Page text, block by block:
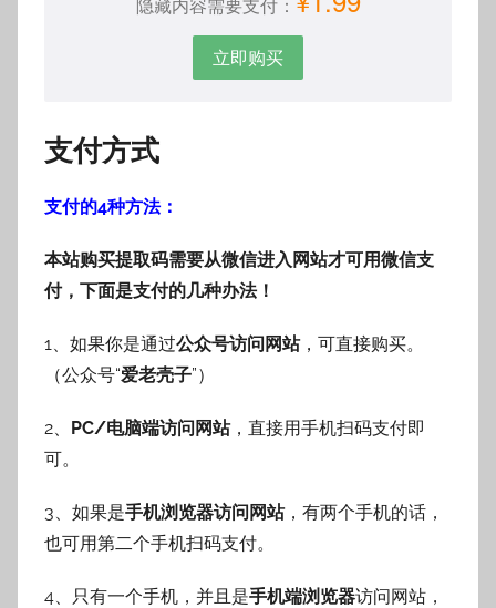
立即购买
支付方式
支付的4种方法：
本站购买提取码需要从微信进入网站才可用微信支
付，下面是支付的几种办法！
1、如果你是通过公众号访问网站，可直接购买。
（公众号“爱老壳子”）
2、 PC/电脑端访问网站，直接用手机扫码支付即
可。
3、如果是手机浏览器访问网站，有两个手机的话，
也可用第二个手机扫码支付。
4、只有一个手机，并且是手机端浏览器访问网站，